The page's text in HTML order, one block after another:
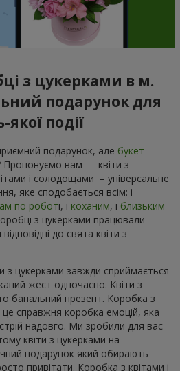
з цукерками в м.
подарунок для
якої події
подарунок, але букет
Пропонуємо вам — квіти з
і солодощами – універсальне
яке сподобається всім: і
по роботі, і коханим, і близьким
з цукерками працювали
до свята квіти з
з цукерками завжди сприймається
жест одночасно. Квіти з
банальний презент. Коробка з
справжня коробка емоцій, яка
надовго. Ми зробили для вас
квіти з цукерками на
подарунок який обирають
привітати. Коробка з квітами і